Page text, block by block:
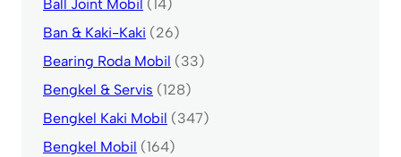
Ball Joint Mobil (14)
Ban & Kaki-Kaki (26)
Bearing Roda Mobil (33)
Bengkel & Servis (128)
Bengkel Kaki Mobil (347)
Bengkel Mobil (164)